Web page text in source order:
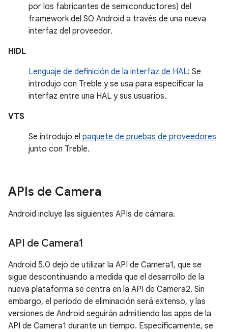
por los fabricantes de semiconductores) del
framework del SO Android a través de una nueva
interfaz del proveedor.
HIDL
Lenguaje de definición de la interfaz de HAL: Se
introdujo con Treble y se usa para especificar la
interfaz entre una HAL y sus usuarios.
VTS
Se introdujo el paquete de pruebas de proveedores
junto con Treble.
APIs de Camera
Android incluye las siguientes APIs de cámara.
API de Camera1
Android 5.0 dejó de utilizar la API de Camera1, que se
sigue descontinuando a medida que el desarrollo de la
nueva plataforma se centra en la API de Camera2. Sin
embargo, el período de eliminación será extenso, y las
versiones de Android seguirán admitiendo las apps de la
API de Camera1 durante un tiempo. Específicamente, se